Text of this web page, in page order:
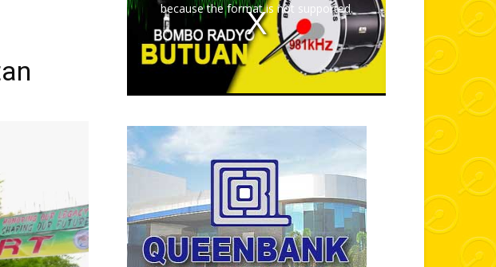
because the format is not supported.